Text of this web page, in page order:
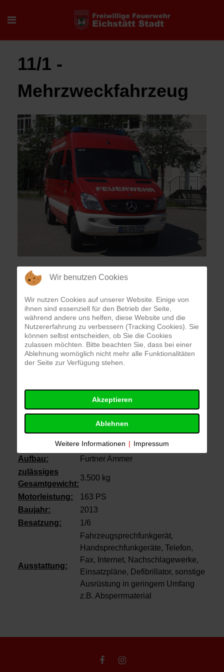
11/1 -
Mehrzweckfahrzeug
Verwendungszweck:
Wie der Name bereits sagt, kann ein
Mehrzweckfahrzeug im Feuerwehrwesen
verschiedenen Zwecken dienen, beispielsweise dem
Personen- oder Materialtransport zur Einsatzstelle.
Es kann allerdings auch als Einsatzführungsfahrzeug
eines Zuges oder Verbandes oder als
Abschnittsführungsfahrzeug eingesetzt werden. Bei
Mehrzweckfahrzeug
Funkrufname:
"Florian Eichstätt 11/1"
Fahrgestell:
Mercedes Sprinter
Aufbau:
Furtner Ammer
zulässiges
Gesamtgewicht:
3.500 kg
Motorleistung:
163 PS
Baujahr:
2013
Besatzung:
1/6
Ausstattung:
Fahrzeugsprechfunkgerät,
Handsprechfunkgeräte, Telefon,
Fax, Internet, Nachschlagewerke,
Einsatzpläne, Defibrillator, sonstige
Ausrüstung in geringem Umfang
z.B. Absperrmaterial
Wir benutzen Cookies
Wir nutzen Cookies auf unserer Website. Einige von
ihnen sind essenziell für den Betrieb der Seite,
während andere uns helfen, diese Website und die
Nutzererfahrung zu verbessern (Tracking Cookies). Sie
können selbst entscheiden, ob Sie die Cookies
zulassen möchten. Bitte beachten Sie, dass bei einer
Ablehnung womöglich nicht mehr alle Funktionalitäten
der Seite zur Verfügung stehen.
Akzeptieren
Ablehnen
Weitere Informationen | Impressum